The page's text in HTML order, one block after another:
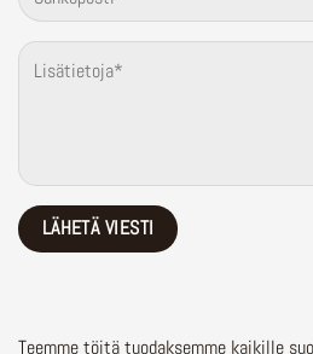
Teemme töitä tuodaksemme kaikille